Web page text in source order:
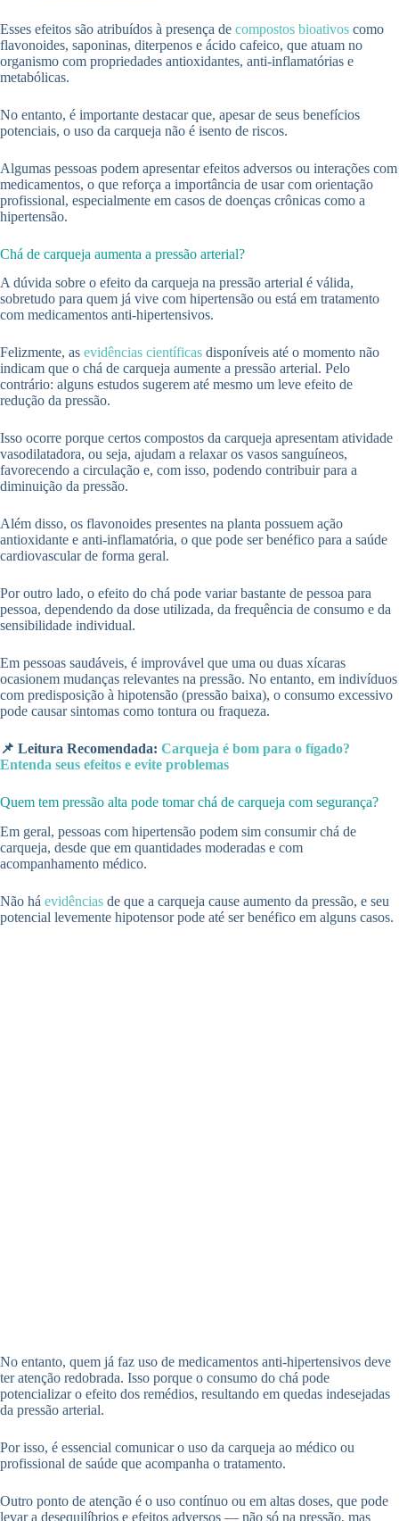
Esses efeitos são atribuídos à presença de compostos bioativos como
flavonoides, saponinas, diterpenos e ácido cafeico, que atuam no
organismo com propriedades antioxidantes, anti-inflamatórias e
metabólicas.
No entanto, é importante destacar que, apesar de seus benefícios
potenciais, o uso da carqueja não é isento de riscos.
Algumas pessoas podem apresentar efeitos adversos ou interações com
medicamentos, o que reforça a importância de usar com orientação
profissional, especialmente em casos de doenças crônicas como a
hipertensão.
Chá de carqueja aumenta a pressão arterial?
A dúvida sobre o efeito da carqueja na pressão arterial é válida,
sobretudo para quem já vive com hipertensão ou está em tratamento
com medicamentos anti-hipertensivos.
Felizmente, as evidências científicas disponíveis até o momento não
indicam que o chá de carqueja aumente a pressão arterial. Pelo
contrário: alguns estudos sugerem até mesmo um leve efeito de
redução da pressão.
Isso ocorre porque certos compostos da carqueja apresentam atividade
vasodilatadora, ou seja, ajudam a relaxar os vasos sanguíneos,
favorecendo a circulação e, com isso, podendo contribuir para a
diminuição da pressão.
Além disso, os flavonoides presentes na planta possuem ação
antioxidante e anti-inflamatória, o que pode ser benéfico para a saúde
cardiovascular de forma geral.
Por outro lado, o efeito do chá pode variar bastante de pessoa para
pessoa, dependendo da dose utilizada, da frequência de consumo e da
sensibilidade individual.
Em pessoas saudáveis, é improvável que uma ou duas xícaras
ocasionem mudanças relevantes na pressão. No entanto, em indivíduos
com predisposição à hipotensão (pressão baixa), o consumo excessivo
pode causar sintomas como tontura ou fraqueza.
📌 Leitura Recomendada: Carqueja é bom para o fígado?
Entenda seus efeitos e evite problemas
Quem tem pressão alta pode tomar chá de carqueja com segurança?
Em geral, pessoas com hipertensão podem sim consumir chá de
carqueja, desde que em quantidades moderadas e com
acompanhamento médico.
Não há evidências de que a carqueja cause aumento da pressão, e seu
potencial levemente hipotensor pode até ser benéfico em alguns casos.
No entanto, quem já faz uso de medicamentos anti-hipertensivos deve
ter atenção redobrada. Isso porque o consumo do chá pode
potencializar o efeito dos remédios, resultando em quedas indesejadas
da pressão arterial.
Por isso, é essencial comunicar o uso da carqueja ao médico ou
profissional de saúde que acompanha o tratamento.
Outro ponto de atenção é o uso contínuo ou em altas doses, que pode
levar a desequilíbrios e efeitos adversos — não só na pressão, mas